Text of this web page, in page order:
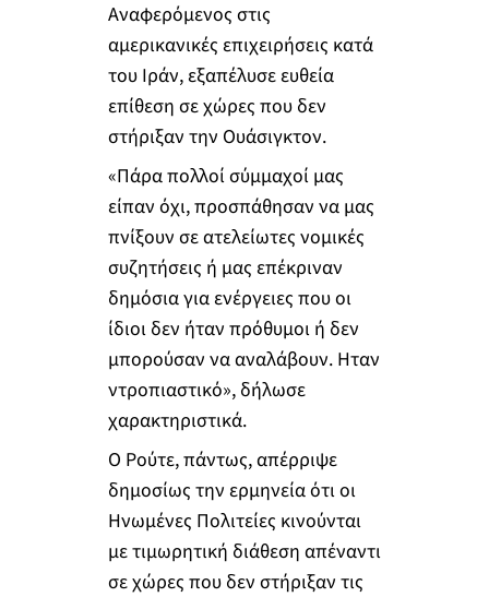
Αναφερόμενος στις
αμερικανικές επιχειρήσεις κατά
του Ιράν, εξαπέλυσε ευθεία
επίθεση σε χώρες που δεν
στήριξαν την Ουάσιγκτον.
«Πάρα πολλοί σύμμαχοί μας
είπαν όχι, προσπάθησαν να μας
πνίξουν σε ατελείωτες νομικές
συζητήσεις ή μας επέκριναν
δημόσια για ενέργειες που οι
ίδιοι δεν ήταν πρόθυμοι ή δεν
μπορούσαν να αναλάβουν. Ηταν
ντροπιαστικό», δήλωσε
χαρακτηριστικά.
Ο Ρούτε, πάντως, απέρριψε
δημοσίως την ερμηνεία ότι οι
Ηνωμένες Πολιτείες κινούνται
με τιμωρητική διάθεση απέναντι
σε χώρες που δεν στήριξαν τις